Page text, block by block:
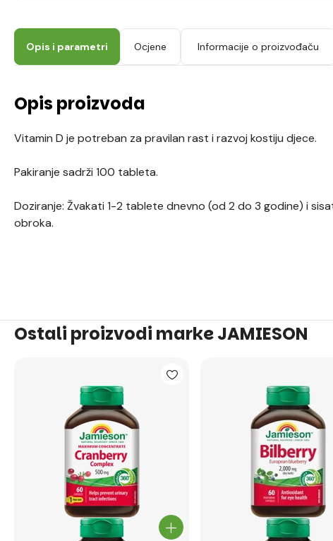
Opis i parametri Ocjene Informacije o proizvođaču
Opis proizvoda
Vitamin D je potreban za pravilan rast i razvoj kostiju djece.
Pakiranje sadrži 100 tableta.
Doziranje: Žvakati 1-2 tablete dnevno (od 2 do 3 godine) i
obroka.
Ostali proizvodi marke JAMIESON